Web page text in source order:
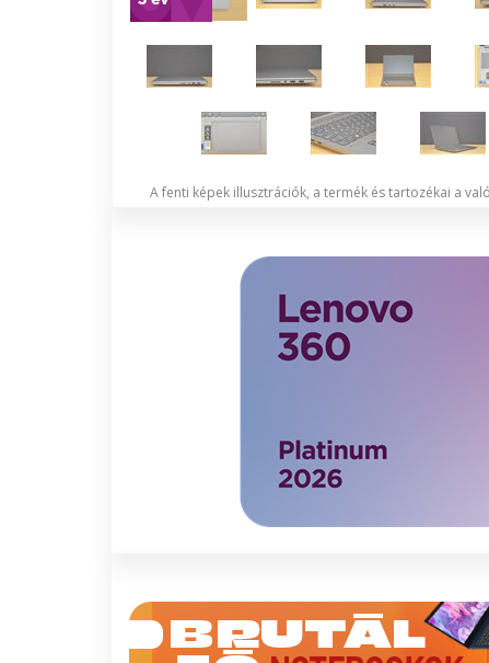
A fenti képek illusztrációk, a termék és tartozékai a